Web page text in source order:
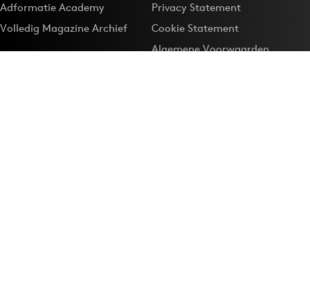
Adformatie Academy
Volledig Magazine Archief
Privacy Statement
Cookie Statement
Algemene Voorwaarden